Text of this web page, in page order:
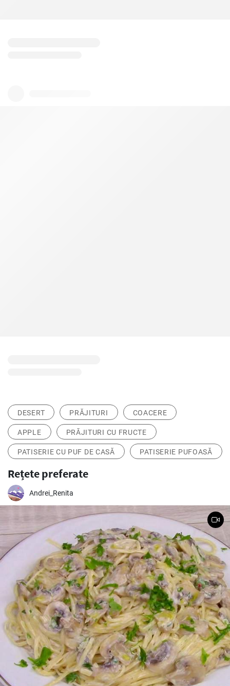
DESERT PRĂJITURI COACERE
APPLE PRĂJITURI CU FRUCTE
PATISERIE CU PUF DE CASĂ PATISERIE PUFOASĂ
Rețete preferate
Andrei_Renita